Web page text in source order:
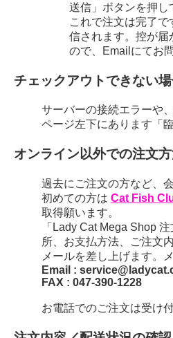
送信」ボタンを押し
これで注文は完了
信されます。控が届
ので、Emailにてお
チェックアウトできない
サーバーの接続エラーや
ページ左下にあります「
オンライン以外での注文
過去にご注文の方など、
初めての方は Cat Fish
取得願います。
「Lady Cat Mega Shop
所、お支払方法、ご注文
メールを差し上げます。
Email :
FAX : 047-390-1228
お電話でのご注文は受け